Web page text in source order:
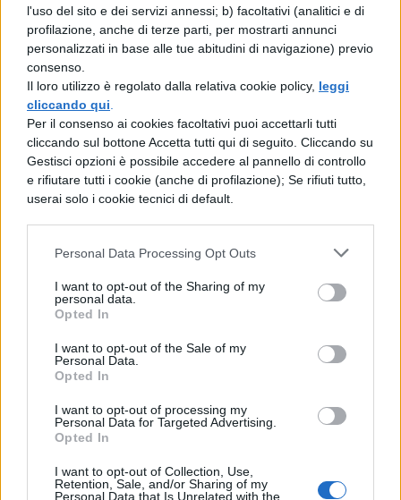
l'uso del sito e dei servizi annessi; b) facoltativi (analitici e di
profilazione, anche di terze parti, per mostrarti annunci
personalizzati in base alle tue abitudini di navigazione) previo
consenso.
Il loro utilizzo è regolato dalla relativa cookie policy, leggi
cliccando qui
Per il consenso ai cookies facoltativi puoi accettarli tutti
cliccando sul bottone Accetta tutti qui di seguito. Cliccando su
Gestisci opzioni è possibile accedere al pannello di controllo
e rifiutare tutti i cookie (anche di profilazione); Se rifiuti tutto,
userai solo i cookie tecnici di default.
Personal Data Processing Opt Outs
I want to opt-out of the Sharing of my
personal data.
Opted In
I want to opt-out of the Sale of my
Personal Data.
Opted In
I want to opt-out of processing my
Personal Data for Targeted Advertising.
Opted In
I want to opt-out of Collection, Use,
Retention, Sale, and/or Sharing of my
Personal Data that Is Unrelated with the
TI POTREBBE INTERESSARE
MATEMATICA
$y=e^(-2x)$
MATEMATICA
Calcolare la derivata di$f(x)=1+sqrtx$,
nel punto $x=4$
MATEMATICA
$y=1/(sqrt(x^3))$
MATEMATICA